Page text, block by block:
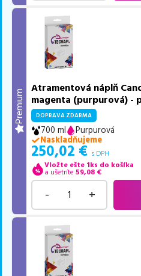
Premium
Atramentová náplň
magenta (purpurová) -
DOPRAVA ZDARMA
700 ml
Purpurová
Naskladňujeme
250,02 € s DPH
Vložte ešte 1ks do košíka
a ušetríte 59,08 €
- +